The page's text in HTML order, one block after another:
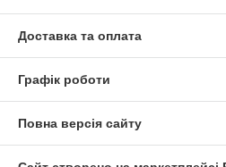
Доставка та оплата
Графік роботи
Повна версія сайту